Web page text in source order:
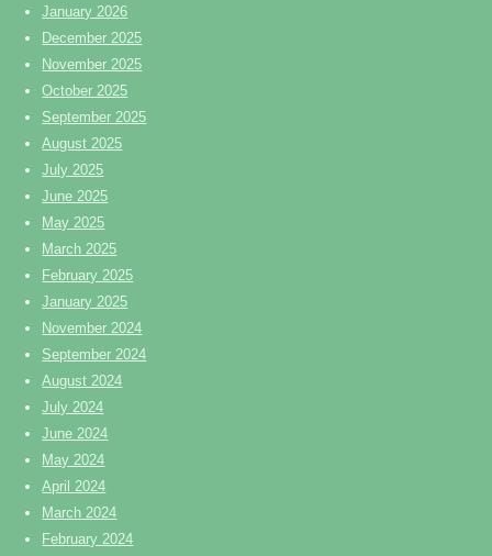
January 2026
December 2025
November 2025
October 2025
September 2025
August 2025
July 2025
June 2025
May 2025
March 2025
February 2025
January 2025
November 2024
September 2024
August 2024
July 2024
June 2024
May 2024
April 2024
March 2024
February 2024